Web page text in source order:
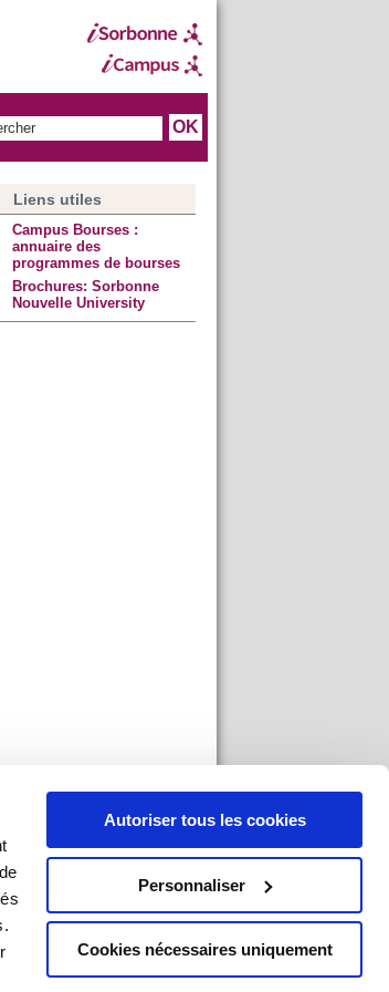
Autoriser tous les cookies
Personnaliser
Cookies nécessaires uniquement
Liens utiles
Campus Bourses :
annuaire des
programmes de bourses
Brochures: Sorbonne
Nouvelle University